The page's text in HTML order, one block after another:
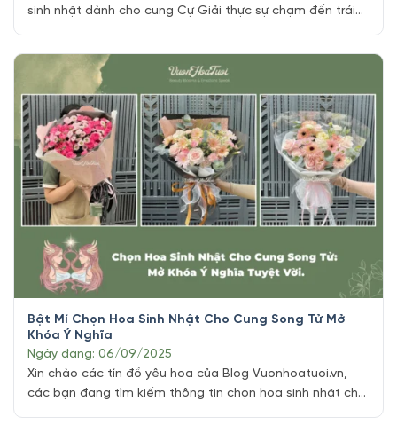
sinh nhật dành cho cung Cự Giải thực sự chạm đến trái
tinh khôi, xanh dịu mát hoặc tím lãng mạn. Hoa hồng
trắng, Lan Ý, hay Cẩm Tú Cầu là [...]
Bật Mí Chọn Hoa Sinh Nhật Cho Cung Song Tử Mở
Khóa Ý Nghĩa
Ngày đăng: 06/09/2025
Xin chào các tín đồ yêu hoa của Blog Vuonhoatuoi.vn,
các bạn đang tìm kiếm thông tin chọn hoa sinh nhật cho